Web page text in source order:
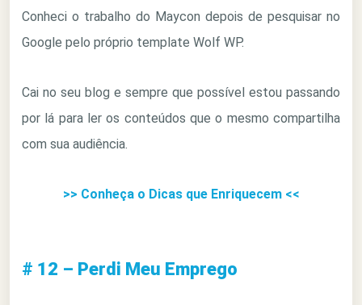
Conheci o trabalho do Maycon depois de pesquisar no
Google pelo próprio template Wolf WP.
Cai no seu blog e sempre que possível estou passando
por lá para ler os conteúdos que o mesmo compartilha
com sua audiência.
>> Conheça o Dicas que Enriquecem <<
# 12 – Perdi Meu Emprego